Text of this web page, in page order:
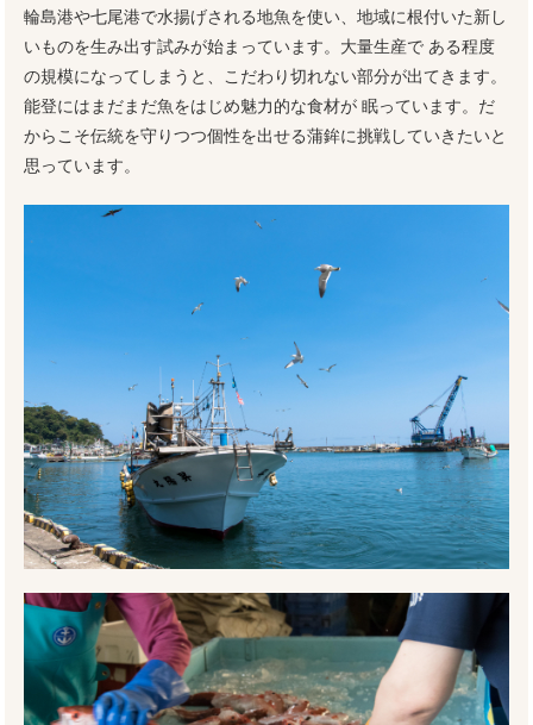
輪島港や七尾港で水揚げされる地魚を使い、地域に根付いた新し
いものを生み出す試みが始まっています。大量生産で ある程度
の規模になってしまうと、こだわり切れない部分が出てきます。
能登にはまだまだ魚をはじめ魅力的な食材が 眠っています。だ
からこそ伝統を守りつつ個性を出せる蒲鉾に挑戦していきたいと
思っています。